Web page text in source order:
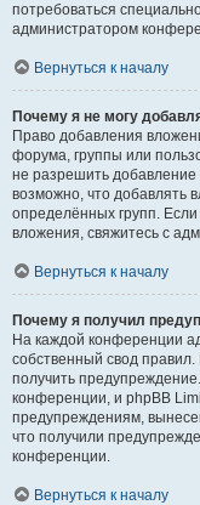
потребоваться
администратором
Вернуться к началу
Почему я не могу
Право добавления
форума, группы или
не разрешить
возможно, что добавлять
определённых групп.
вложения, свяжитесь с
Вернуться к началу
Почему я получил
На каждой конференции
собственный свод
получить
конференции, и phpBB
предупреждениям,
что получили
конференции.
Вернуться к началу